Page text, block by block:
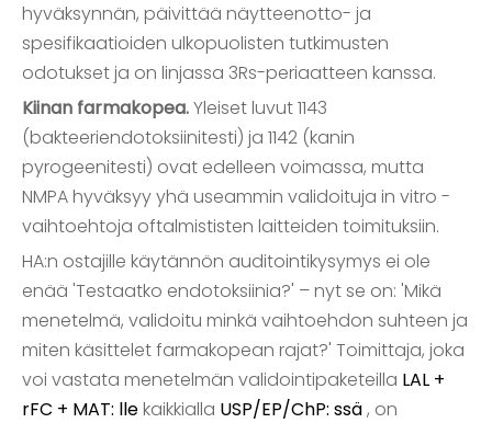
hyväksynnän, päivittää näytteenotto- ja
spesifikaatioiden ulkopuolisten tutkimusten
odotukset ja on linjassa 3Rs-periaatteen kanssa.
Kiinan farmakopea.Yleiset luvut 1143
(bakteeriendotoksiinitesti) ja 1142 (kanin
pyrogeenitesti) ovat edelleen voimassa, mutta
NMPA hyväksyy yhä useammin validoituja in vitro -
vaihtoehtoja oftalmististen laitteiden toimituksiin.
HA:n ostajille käytännön auditointikysymys ei ole
enää 'Testaatko endotoksiinia?' – nyt se on: 'Mikä
menetelmä, validoitu minkä vaihtoehdon suhteen ja
miten käsittelet farmakopean rajat?' Toimittaja, joka
voi vastata menetelmän validointipaketeilla LAL +
rFC + MAT: llekaikkialla USP/EP/ChP: ssä, on